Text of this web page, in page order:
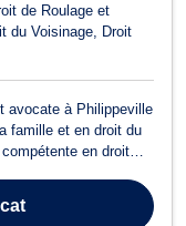
de Roulage et
du Voisinage
Droit
avocate à Philippeville
famille et en droit du
en droit
de police en